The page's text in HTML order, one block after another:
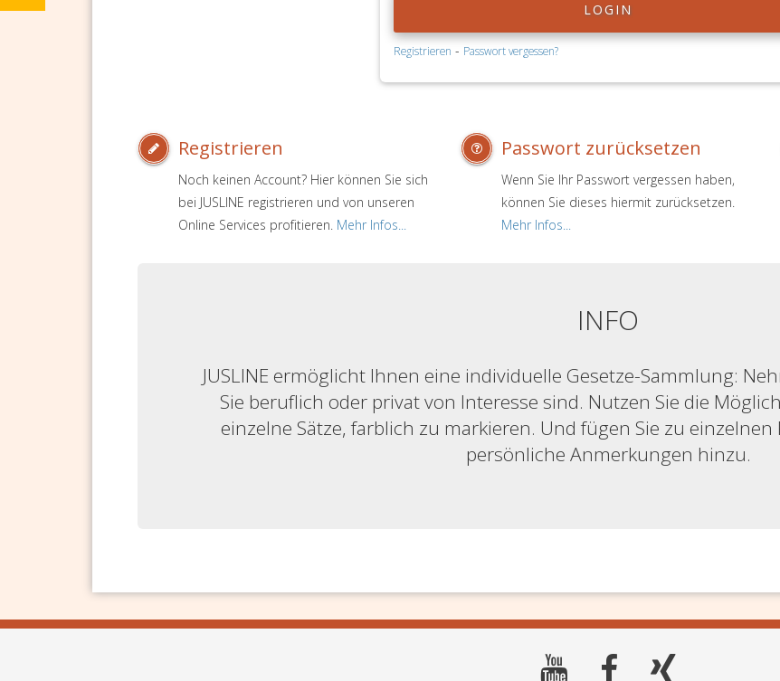
LOGIN
Registrieren - Passwort vergessen?
Registrieren
Noch keinen Account? Hier können Sie sich
bei JUSLINE registrieren und von unseren
Online Services profitieren. Mehr Infos...
Passwort zurücksetzen
Wenn Sie Ihr Passwort vergessen haben,
können Sie dieses hiermit zurücksetzen.
Mehr Infos...
INFO
JUSLINE ermöglicht Ihnen eine individuelle Gesetze-Sammlung:
Sie beruflich oder privat von Interesse sind. Nutzen Sie die
einzelne Sätze, farblich zu markieren. Und fügen Sie zu
persönliche Anmerkungen hinzu.